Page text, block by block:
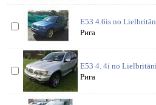
E53 4.6is no
Рига
E53 4. 4i no
Рига